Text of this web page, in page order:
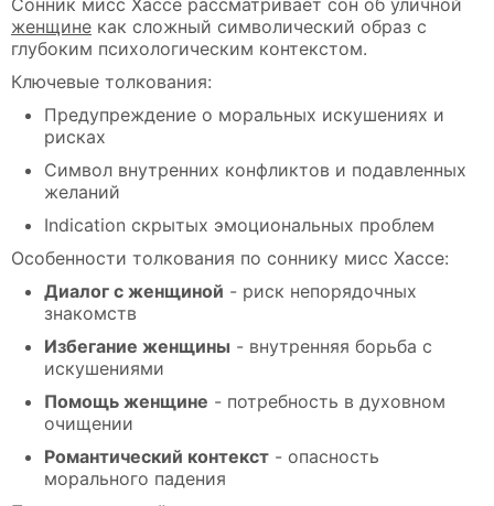
Сонник мисс Хассе рассматривает сон об уличной
женщине как сложный символический образ с
глубоким психологическим контекстом.
Ключевые толкования:
Предупреждение о моральных искушениях и
рисках
Символ внутренних конфликтов и подавленных
желаний
Indication скрытых эмоциональных проблем
Особенности толкования по соннику мисс Хассе:
Диалог с женщиной - риск непорядочных
знакомств
Избегание женщины - внутренняя борьба с
искушениями
Помощь женщине - потребность в духовном
очищении
Романтический контекст - опасность
морального падения